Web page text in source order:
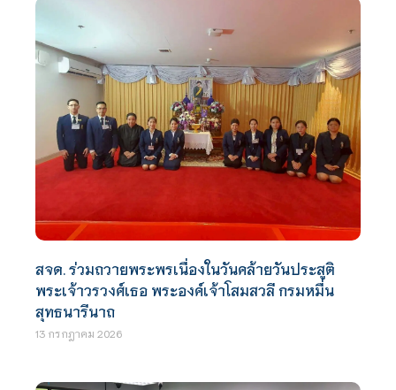
สจด. ร่วมถวายพระพรเนื่องในวันคล้ายวันประสูติ
พระเจ้าวรวงศ์เธอ พระองค์เจ้าโสมสวลี กรมหมื่น
สุทธนารีนาถ
13 กรกฎาคม 2026